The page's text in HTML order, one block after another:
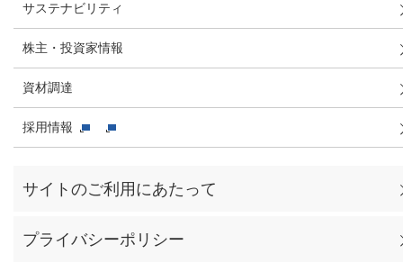
サステナビリティ
株主・投資家情報
資材調達
採用情報
サイトのご利用にあたって
プライバシーポリシー